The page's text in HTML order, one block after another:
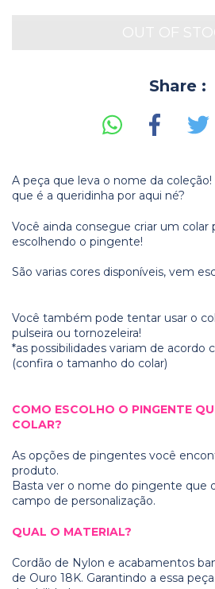
Share :
A peça que leva o nome da
que é a queridinha por aqui né?
Você ainda consegue criar um colar
escolhendo o pingente!
São varias cores disponíveis, vem
Você também pode tentar usar o
pulseira ou tornozeleira!
*as possibilidades variam de acordo
(confira o tamanho do colar)
COMO ESCOLHO O PINGENTE
COLAR?
As opções de pingentes você
produto.
Basta ver o nome do pingente que
campo de personalização.
QUAL O MATERIAL?
Cordão de Nylon e acabamentos
de Ouro 18K. Garantindo a essa